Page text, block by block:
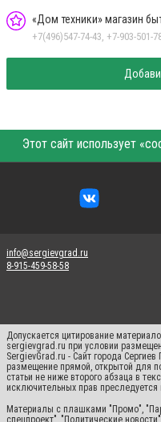
«Дом техники» магазин
+7(496)547-74-43, +7-903-501-
info@sergievgrad.ru
8-915-459-58-58
Допускается цитирование
sergievgrad.ru при условии
SergievGrad.ru - Сайт города
размещение прямой, открытой для
статьи не ниже второго абзаца в
исключительных прав преследуется
Материалы с плашками "Промо",
спецпроект", "Политические